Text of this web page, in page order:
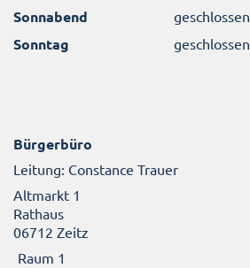
Sonnabend geschlossen
Sonntag geschlossen
Bürgerbüro
Leitung: Constance Trauer
Altmarkt 1
Rathaus
06712 Zeitz
Raum 1